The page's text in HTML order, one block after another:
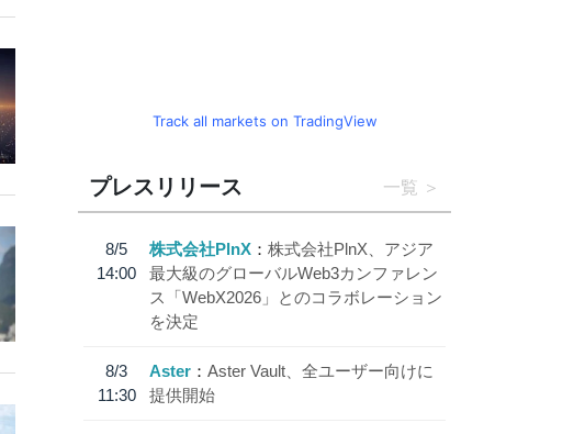
Track all markets on TradingView
プレスリリース 一覧
8/5
14:00
株式会社PlnX
株式会社PlnX、アジア
最大級のグローバルWeb3カンファレン
ス「WebX2026」とのコラボレーション
を決定
8/3
11:30
Aster
Aster Vault、全ユーザー向けに
提供開始